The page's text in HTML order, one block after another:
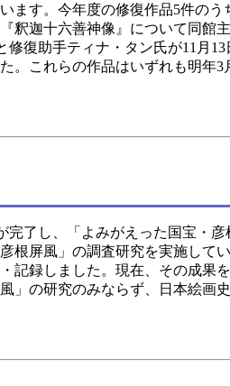
す。今年度の修復作品5件の
迦十六善神像』について同館
復助手ティナ・タン氏が11月
これらの作品はいずれも明年
了し、「よみがえった国宝・彦
屏風」の調査研究を実施して
録しました。現在、その成果
の研究のみならず、日本絵画